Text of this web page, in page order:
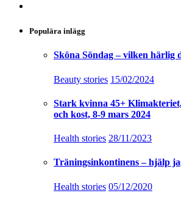
Populära inlägg
Sköna Söndag – vilken härlig
Beauty stories 15/02/2024
Stark kvinna 45+
och kost, 8-9 mars 2024
Health stories 28/11/2023
Träningsinkontinens – hjälp
Health stories 05/12/2020